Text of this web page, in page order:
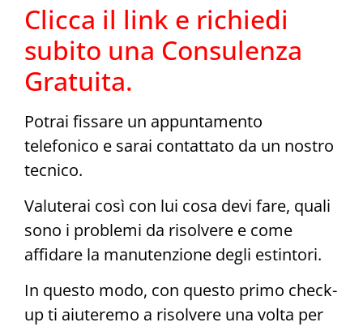
Clicca il link e richiedi
subito una Consulenza
Gratuita.
Potrai fissare un appuntamento
telefonico e sarai contattato da un nostro
tecnico.
Valuterai così con lui cosa devi fare, quali
sono i problemi da risolvere e come
affidare la manutenzione degli estintori.
In questo modo, con questo primo check-
up ti aiuteremo a risolvere una volta per